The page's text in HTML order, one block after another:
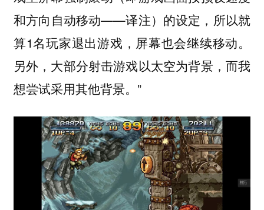
和方向自动移动——译注）的设定，所以就
算1名玩家退出游戏，屏幕也会继续移动。
另外，大部分射击游戏以太空为背景，而我
想尝试采用其他背景。”